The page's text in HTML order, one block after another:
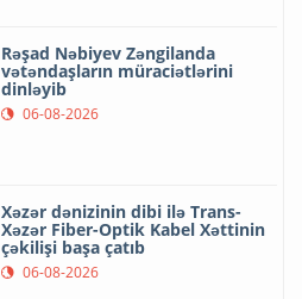
Rəşad Nəbiyev Zəngilanda
vətəndaşların müraciətlərini
dinləyib
06-08-2026
Xəzər dənizinin dibi ilə Trans-
Xəzər Fiber-Optik Kabel Xəttinin
çəkilişi başa çatıb
06-08-2026